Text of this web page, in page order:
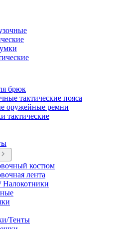
брюк
тактические пояса
оружейные ремни
тактические
костюм
лента
Налокотники
Тенты